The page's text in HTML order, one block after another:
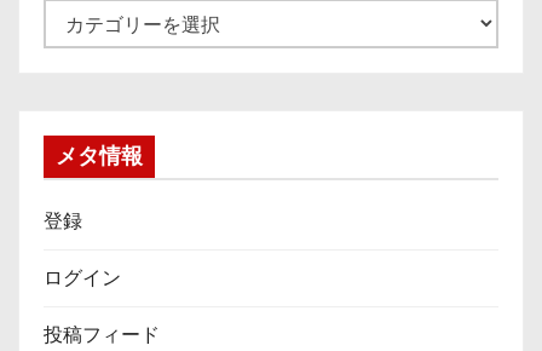
テ
メタ情報
登録
ログイン
投稿フィード